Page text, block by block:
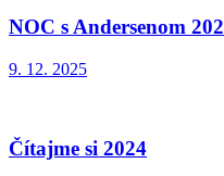
NOC s Andersenom
9. 12. 2025
Čítajme si 2024